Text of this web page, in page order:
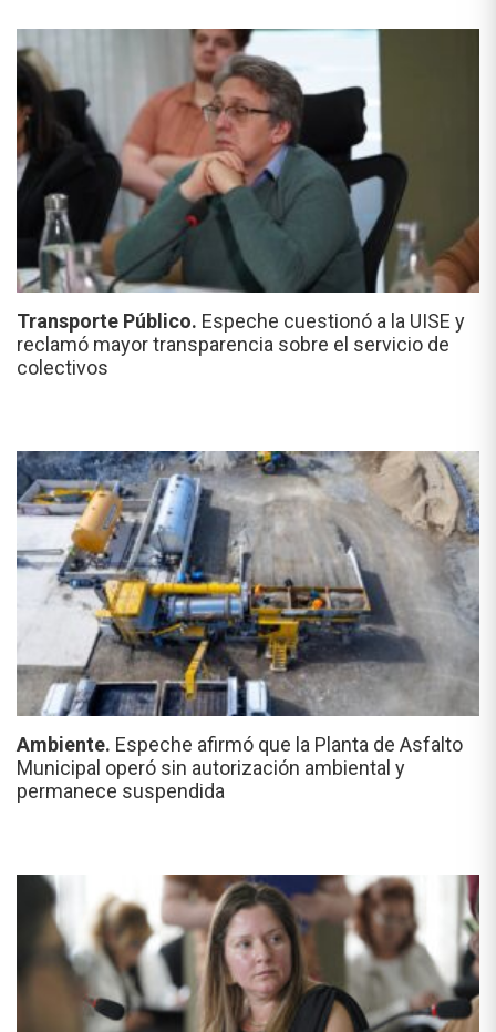
Transporte Público. Espeche cuestionó a la UISE y
reclamó mayor transparencia sobre el servicio de
colectivos
Ambiente. Espeche afirmó que la Planta de Asfalto
Municipal operó sin autorización ambiental y
permanece suspendida